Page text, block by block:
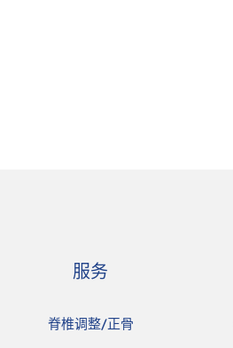
服务
脊椎调整/正骨